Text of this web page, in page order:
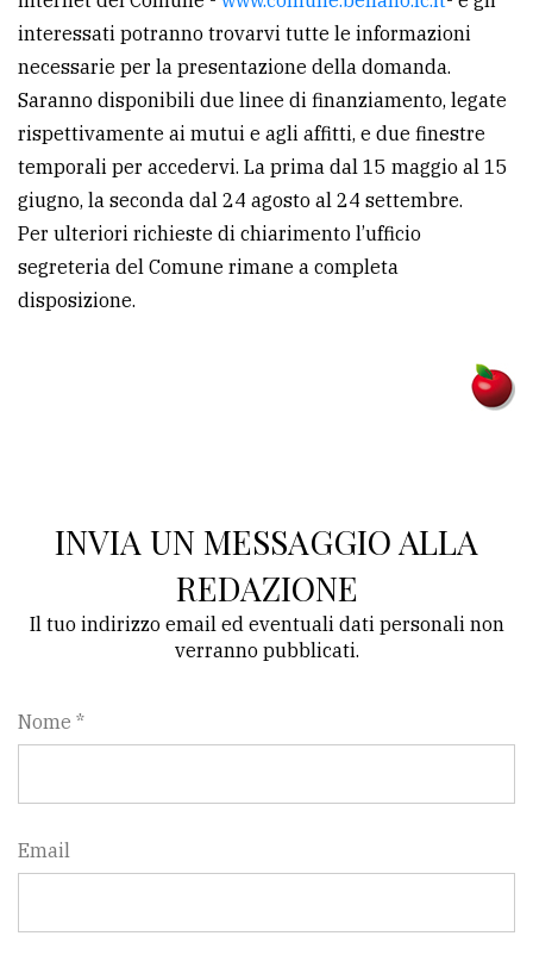
interessati potranno trovarvi tutte le informazioni
necessarie per la presentazione della domanda.
Saranno disponibili due linee di finanziamento, legate
rispettivamente ai mutui e agli affitti, e due finestre
temporali per accedervi. La prima dal 15 maggio al 15
giugno, la seconda dal 24 agosto al 24 settembre.
Per ulteriori richieste di chiarimento l’ufficio
segreteria del Comune rimane a completa
disposizione.
INVIA UN MESSAGGIO ALLA
REDAZIONE
Il tuo indirizzo email ed eventuali dati personali non
verranno pubblicati.
Nome *
Email